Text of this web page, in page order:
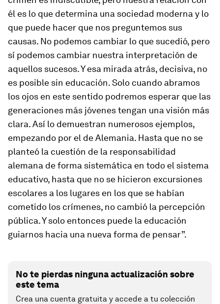
él es lo que determina una sociedad moderna y lo
que puede hacer que nos preguntemos sus
causas. No podemos cambiar lo que sucedió, pero
sí podemos cambiar nuestra interpretación de
aquellos sucesos. Y esa mirada atrás, decisiva, no
es posible sin educación. Solo cuando abramos
los ojos en este sentido podremos esperar que las
generaciones más jóvenes tengan una visión más
clara. Así lo demuestran numerosos ejemplos,
empezando por el de Alemania. Hasta que no se
planteó la cuestión de la responsabilidad
alemana de forma sistemática en todo el sistema
educativo, hasta que no se hicieron excursiones
escolares a los lugares en los que se habían
cometido los crímenes, no cambió la percepción
pública. Y solo entonces puede la educación
guiarnos hacia una nueva forma de pensar”.
No te pierdas ninguna actualización sobre
este tema
Crea una cuenta gratuita y accede a tu colección